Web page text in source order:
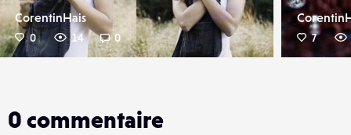
CorentinHais
0 14 0 7
0 commentaire